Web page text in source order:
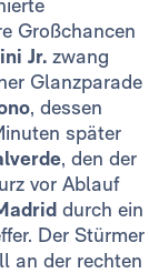
Großchancen
Jr. zwang
Glanzparade
, dessen
später
, den der
vor Ablauf
durch ein
Der Stürmer
an der rechten